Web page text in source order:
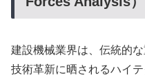
建設機械業界は、伝統的
技術革新に晒されるハイ